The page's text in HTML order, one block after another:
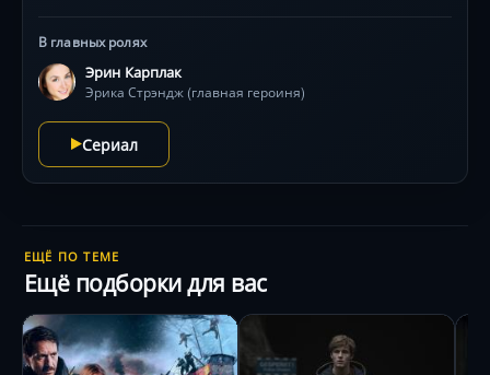
восприятие настоящего. Но временные скачки
оборачиваются парадоксами: друг оказывается
лесбиянкой , а незначительные решения —
фатальными. Играя с законами реальности, Эрина
Карплюк создаёт трогательный образ, а Майкл Райли
блистает в роли загадочного наставника. Готовьтесь
к визуальной магии ретро-эпох и философским
В главных ролях
Эрин Карплак
Эрика Стрэндж (главная героиня)
Сериал
ЕЩЁ ПО ТЕМЕ
Ещё подборки для вас